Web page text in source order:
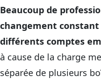
Beaucoup de
changement
différents comptes
à cause de la charge
séparée de plusieurs